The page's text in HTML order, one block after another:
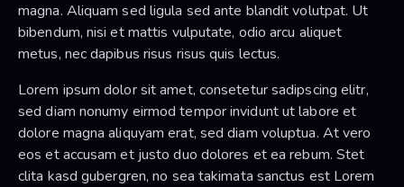
magna. Aliquam sed ligula sed ante blandit volutpat. Ut
bibendum, nisi et mattis vulputate, odio arcu aliquet
metus, nec dapibus risus risus quis lectus.
Lorem ipsum dolor sit amet, consetetur sadipscing elitr,
sed diam nonumy eirmod tempor invidunt ut labore et
dolore magna aliquyam erat, sed diam voluptua. At vero
eos et accusam et justo duo dolores et ea rebum. Stet
clita kasd gubergren, no sea takimata sanctus est Lorem